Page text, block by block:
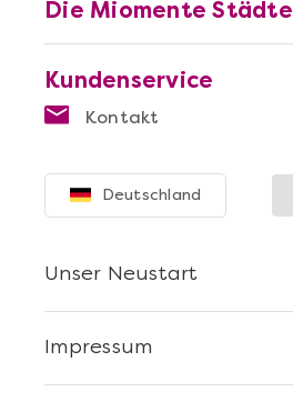
Kundenservice
Kontakt
Die Miomente Städte
Impressum
Unser Neustart
Deutschland